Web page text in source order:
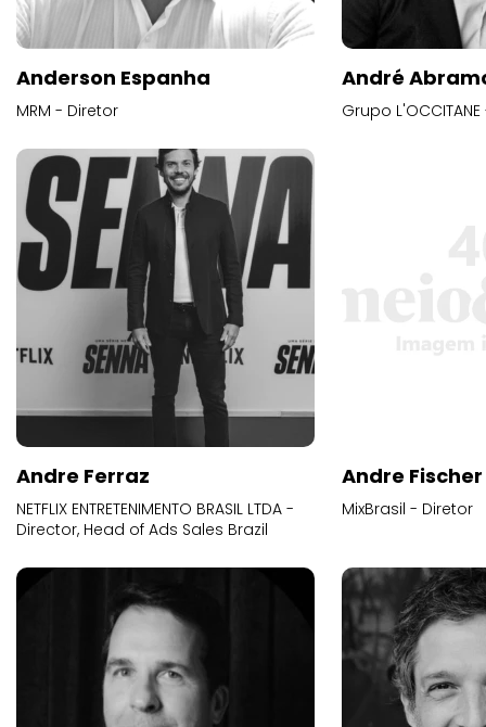
Anderson Espanha
MRM - Diretor
André
Grupo
Andre Ferraz
NETFLIX ENTRETENIMENTO BRASIL LTDA -
Director, Head of Ads Sales Brazil
Andre Fischer
MixBrasil - Diretor